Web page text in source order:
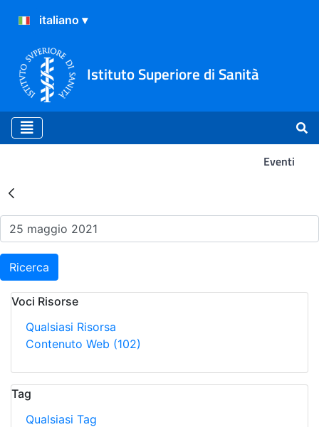
Istituto Superiore di Sanità
Eventi
Risultati della Ricerca -
Ricerca
Voci Risorse
Qualsiasi Risorsa
Contenuto Web (102)
Tag
Qualsiasi Tag